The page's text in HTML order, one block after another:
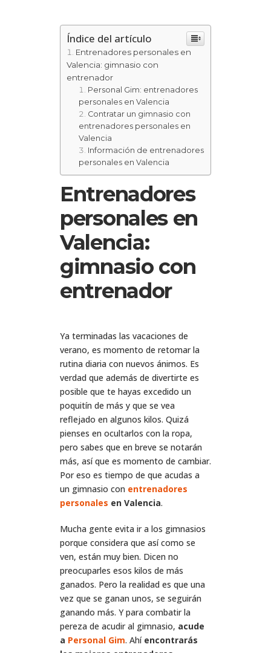
Índice del artículo
Entrenadores personales en
Valencia: gimnasio con
entrenador
Personal Gim: entrenadores
personales en Valencia
Contratar un gimnasio con
entrenadores personales en
Valencia
Información de entrenadores
personales en Valencia
Entrenadores
personales en
Valencia:
gimnasio con
entrenador
Ya terminadas las vacaciones de
verano, es momento de retomar la
rutina diaria con nuevos ánimos. Es
verdad que además de divertirte es
posible que te hayas excedido un
poquitín de más y que se vea
reflejado en algunos kilos. Quizá
pienses en ocultarlos con la ropa,
pero sabes que en breve se notarán
más, así que es momento de cambiar.
Por eso es tiempo de que acudas a
un gimnasio con entrenadores
personales en Valencia.
Mucha gente evita ir a los gimnasios
porque considera que así como se
ven, están muy bien. Dicen no
preocuparles esos kilos de más
ganados. Pero la realidad es que una
vez que se ganan unos, se seguirán
ganando más. Y para combatir la
pereza de acudir al gimnasio, acude
a Personal Gim. Ahíencontrarás